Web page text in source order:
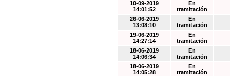
10-09-2019
14:01:52
En
tramitación
26-06-2019
13:08:10
En
tramitación
19-06-2019
14:27:14
En
tramitación
18-06-2019
14:06:34
En
tramitación
18-06-2019
14:05:28
En
tramitación